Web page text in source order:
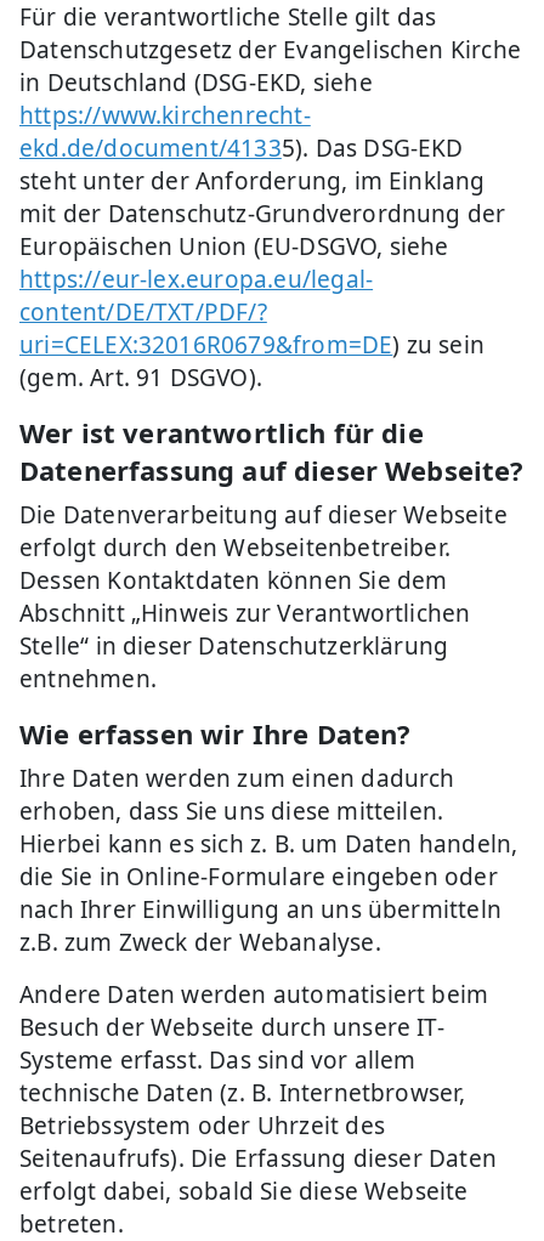
Für die verantwortliche Stelle gilt das
Datenschutzgesetz der Evangelischen Kirche
in Deutschland (DSG-EKD, siehe
https://www.kirchenrecht-
ekd.de/document/41335). Das DSG-EKD
steht unter der Anforderung, im Einklang
mit der Datenschutz-Grundverordnung der
Europäischen Union (EU-DSGVO, siehe
https://eur-lex.europa.eu/legal-
content/DE/TXT/PDF/?
uri=CELEX:32016R0679&from=DE) zu sein
(gem. Art. 91 DSGVO).
Wer ist verantwortlich für die
Datenerfassung auf dieser Webseite?
Die Datenverarbeitung auf dieser Webseite
erfolgt durch den Webseitenbetreiber.
Dessen Kontaktdaten können Sie dem
Abschnitt „Hinweis zur Verantwortlichen
Stelle“ in dieser Datenschutzerklärung
entnehmen.
Wie erfassen wir Ihre Daten?
Ihre Daten werden zum einen dadurch
erhoben, dass Sie uns diese mitteilen.
Hierbei kann es sich z. B. um Daten handeln,
die Sie in Online-Formulare eingeben oder
nach Ihrer Einwilligung an uns übermitteln
z.B. zum Zweck der Webanalyse.
Andere Daten werden automatisiert beim
Besuch der Webseite durch unsere IT-
Systeme erfasst. Das sind vor allem
technische Daten (z. B. Internetbrowser,
Betriebssystem oder Uhrzeit des
Seitenaufrufs). Die Erfassung dieser Daten
erfolgt dabei, sobald Sie diese Webseite
betreten.